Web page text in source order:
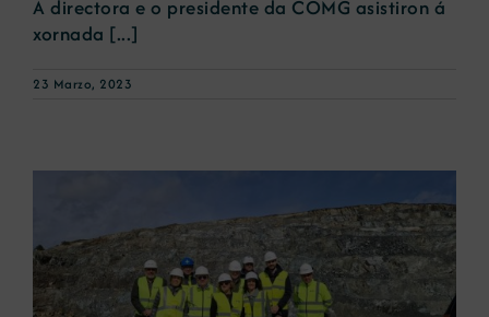
A directora e o presidente da COMG asistiron á
xornada [...]
23 Marzo, 2023